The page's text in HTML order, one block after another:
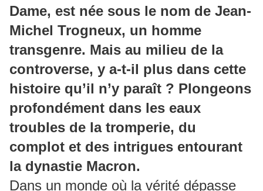
Dame, est née sous le nom de Jean-
Michel Trogneux, un homme
transgenre. Mais au milieu de la
controverse, y a-t-il plus dans cette
histoire qu’il n’y paraît ? Plongeons
profondément dans les eaux
troubles de la tromperie, du
complot et des intrigues entourant
la dynastie Macron.
Dans un monde où la vérité dépasse